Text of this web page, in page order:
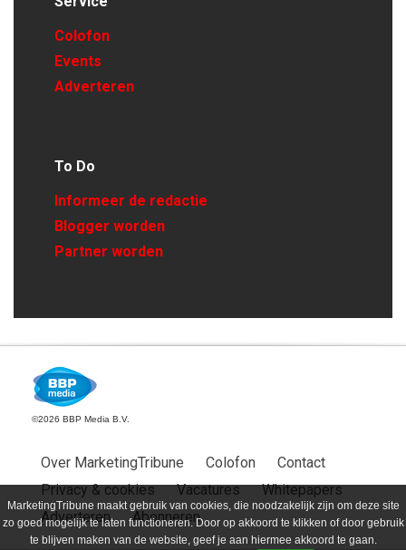
MarketingTribune maakt gebruik van cookies, die noodzakelijk zijn om deze site
zo goed mogelijk te laten functioneren. Door op akkoord te klikken of door gebruik
te blijven maken van de website, geef je aan hiermee akkoord te gaan.
Colofon
Events
Adverteren
To Do
Informeer de redactie
Blogger worden
Partner worden
©2026 BBP Media B.V.
Over MarketingTribune Colofon
Contact
Privacy & cookies
Vacatures
Whitepapers
Adverteren
Abonneren